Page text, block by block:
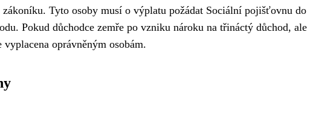
Tyto osoby musí o výplatu požádat Sociální pojišťovnu do
Pokud důchodce zemře po vzniku nároku na třináctý důchod, ale
oprávněným osobám.